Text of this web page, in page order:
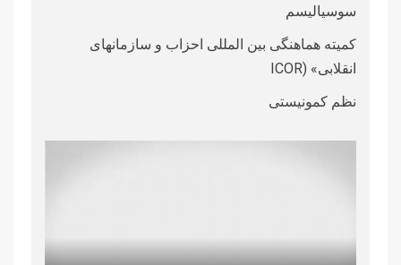
سوسیالیسم
کمیته هماهنگی بین المللی احزاب و سازمانهای
انقلابی» (ICOR
نظم کمونیستی